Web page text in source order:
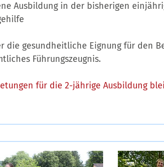
Ausbildung in der bisherigen
die gesundheitliche Eignung für den
Führungszeugnis.
für die 2-jährige Ausbildung